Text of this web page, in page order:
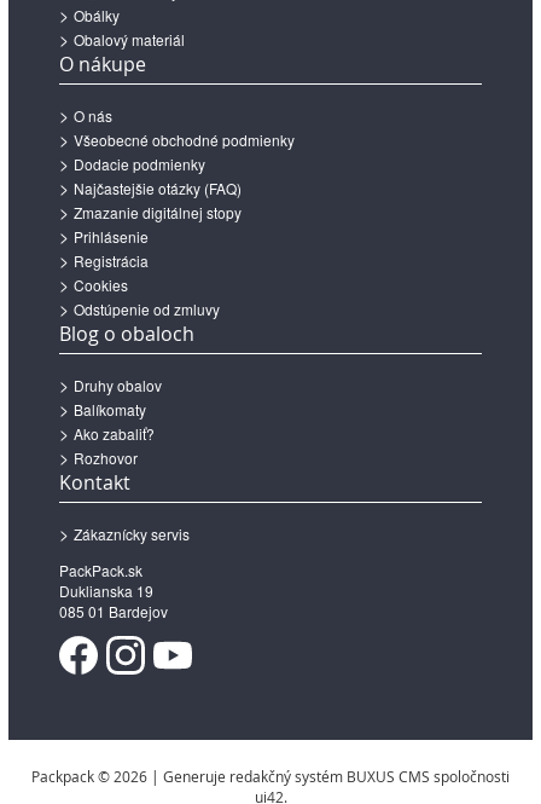
Obálky
Obalový materiál
O nákupe
O nás
Všeobecné obchodné podmienky
Dodacie podmienky
Najčastejšie otázky (FAQ)
Zmazanie digitálnej stopy
Prihlásenie
Registrácia
Cookies
Odstúpenie od zmluvy
Blog o obaloch
Druhy obalov
Balíkomaty
Ako zabaliť?
Rozhovor
Kontakt
Zákaznícky servis
PackPack.sk
Duklianska 19
085 01 Bardejov
Packpack © 2026 | Generuje redakčný systém BUXUS CMS spoločnosti
ui42.